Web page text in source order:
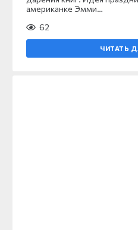
американке Эмми…
62
ЧИТАТЬ